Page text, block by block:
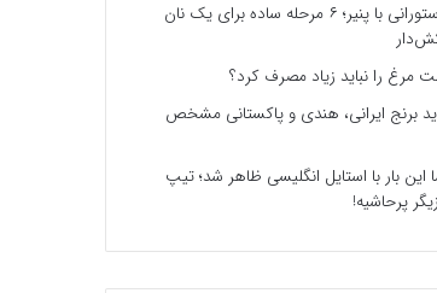
نان سیر رستورانی با پنیر؛ ۶ مرحله ساده برای یک نان
مرغ را نباید زیاد مصرف کرد؟
برنج ایرانی، هندی و پاکستانی مشخص
این بار با استایل انگلیسی ظاهر شد؛ تیپ
پرحاشیه!